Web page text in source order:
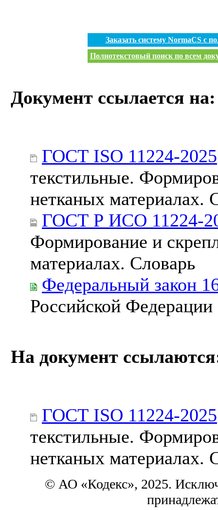
Заказать систему NormaCS с
Полнотекстовый поиск по всем
Документ ссылается на:
ГОСТ ISO 11224-2025
текстильные.
нетканых материалах.
ГОСТ Р ИСО 11224-
Формирование и
материалах. Словарь
Федеральный закон
Российской Федерации
На документ
ГОСТ ISO 11224-2025
текстильные.
нетканых материалах.
© АО «Кодекс», 2025.